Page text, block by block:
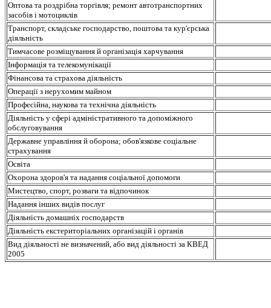
Оптова та роздрібна торгівля; ремонт автотранспортних
засобів і мотоциклів
Транспорт, складське господарство, поштова та кур'єрська
діяльність
Тимчасове розміщування й організація харчування
Інформація та телекомунікації
Фінансова та страхова діяльність
Операції з нерухомим майном
Професійна, наукова та технічна діяльність
Діяльність у сфері адміністративного та допоміжного
обслуговування
Державне управління й оборона; обов'язкове соціальне
страхування
Освіта
Охорона здоров'я та надання соціальної допомоги
Мистецтво, спорт, розваги та відпочинок
Надання інших видів послуг
Діяльність домашніх господарств
Діяльність екстериторіальних організацій і органів
Вид діяльності не визначений, або вид діяльності за КВЕД
2005